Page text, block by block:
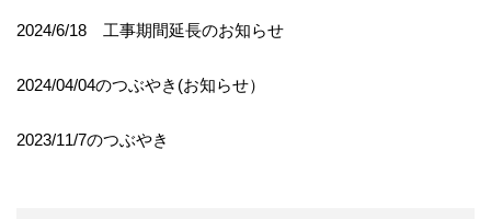
2024/6/18 工事期間延長のお知らせ
2024/04/04のつぶやき(お知らせ）
2023/11/7のつぶやき